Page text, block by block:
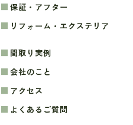
保証・アフター
リフォーム・エクステリア
間取り実例
会社のこと
アクセス
よくあるご質問